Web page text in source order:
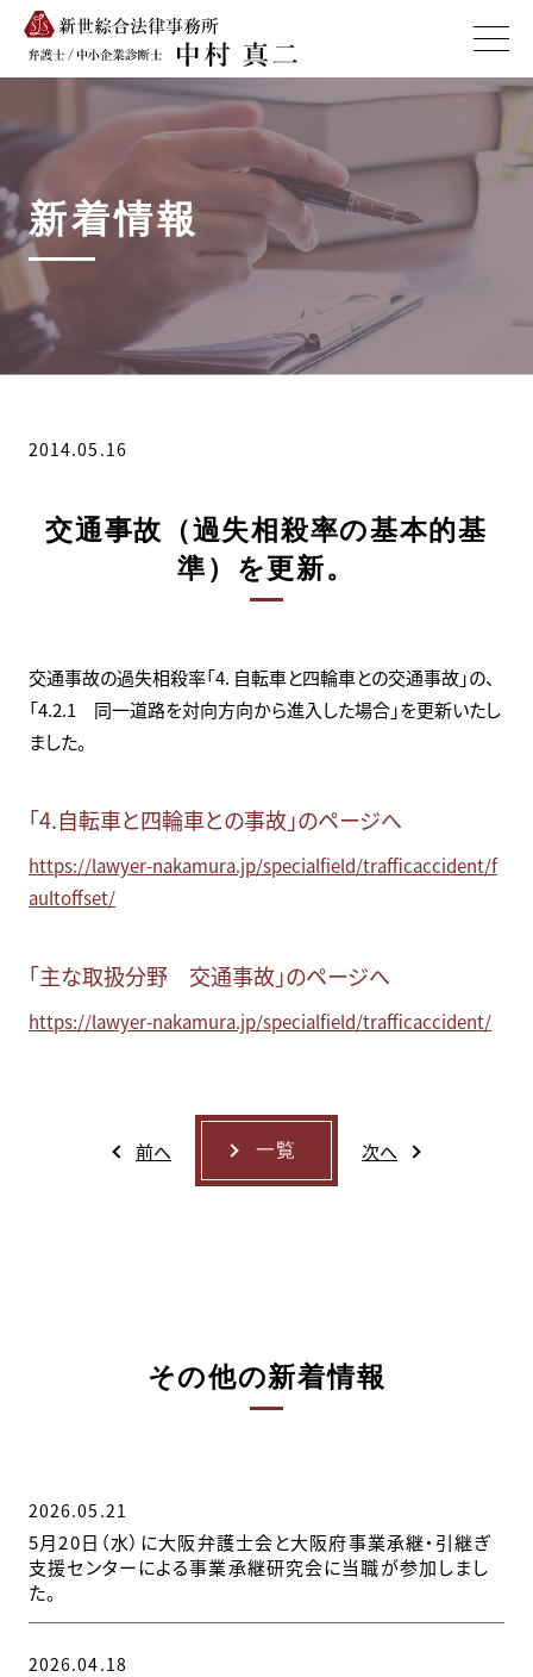
新着情報
2014.05.16
交通事故（過失相殺率の基本的基
準）を更新。
交通事故の過失相殺率「4. 自転車と四輪車との交通事故」の、
「4.2.1 同一道路を対向方向から進入した場合」を更新いたし
ました。
「4.自転車と四輪車との事故」のページへ
https://lawyer-nakamura.jp/specialfield/trafficaccident/f
aultoffset/
「主な取扱分野 交通事故」のページへ
https://lawyer-nakamura.jp/specialfield/trafficaccident/
前へ 一覧 次へ
その他の新着情報
2026.05.21
5月20日（水）に大阪弁護士会と大阪府事業承継・引継ぎ
支援センターによる事業承継研究会に当職が参加しまし
た。
2026.04.18